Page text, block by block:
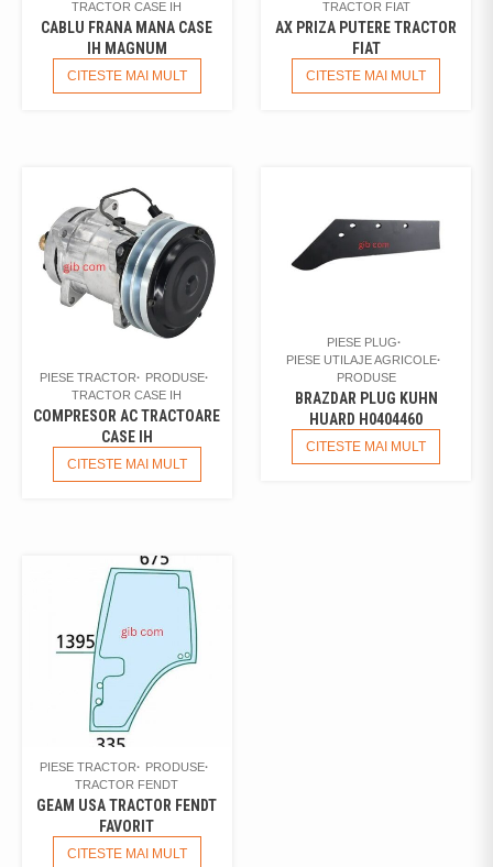
TRACTOR CASE IH
CABLU FRANA MANA CASE
IH MAGNUM
CITESTE MAI MULT
TRACTOR FIAT
AX PRIZA PUTERE TRACTOR
FIAT
CITESTE MAI MULT
PIESE TRACTOR
PRODUSE
TRACTOR CASE IH
COMPRESOR AC TRACTOARE
CASE IH
CITESTE MAI MULT
PIESE PLUG
PIESE UTILAJE AGRICOLE
PRODUSE
BRAZDAR PLUG KUHN
HUARD H0404460
CITESTE MAI MULT
PIESE TRACTOR
PRODUSE
TRACTOR FENDT
GEAM USA TRACTOR FENDT
FAVORIT
CITESTE MAI MULT